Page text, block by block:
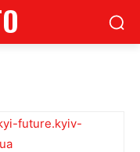
future.kyiv-